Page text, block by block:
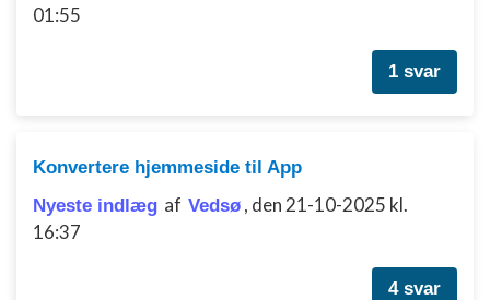
01:55
1 svar
Konvertere hjemmeside til App
Nyeste indlæg af Vedsø , den 21-10-2025 kl.
16:37
4 svar